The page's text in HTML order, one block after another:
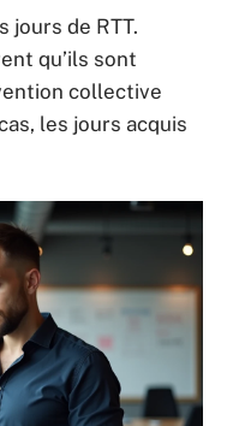
jours de RTT.
qu’ils sont
collective
les jours acquis